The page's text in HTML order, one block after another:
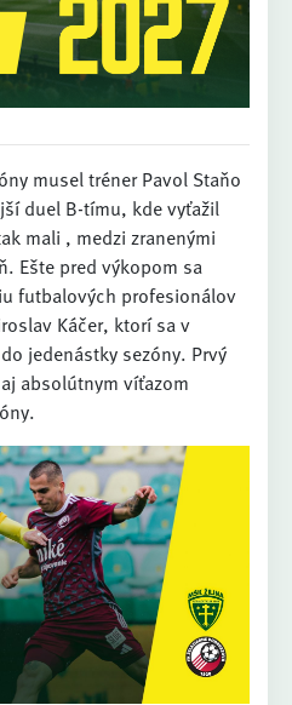
musel tréner Pavol Staňo
duel B-tímu, kde vyťažil
mali , medzi zranenými
Ešte pred výkopom sa
futbalových profesionálov
Káčer, ktorí sa v
jedenástky sezóny. Prvý
absolútnym víťazom